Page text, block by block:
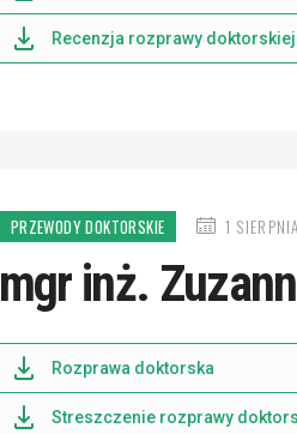
Recenzja rozprawy
PRZEWODY DOKTORSKIE
DATA1
mgr inż.
Rozprawa doktorska
Streszczenie rozprawy